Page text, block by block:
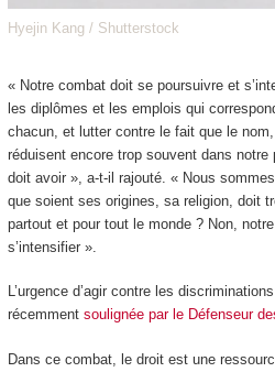
Hyejin Kang / Shutterstock
« Notre combat doit se poursuivre et
les diplômes et les emplois qui
chacun, et lutter contre le fait que le
réduisent encore trop souvent dans
doit avoir », a-t-il rajouté. « Nous
que soient ses origines, sa religion, doit
partout et pour tout le monde ? Non,
s’intensifier ».
L’urgence d’agir contre les
récemment soulignée par le Défenseur
Dans ce combat, le droit est une